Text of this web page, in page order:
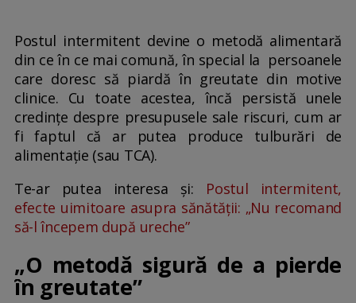
Postul intermitent devine o metodă alimentară
din ce în ce mai comună, în special la persoanele
care doresc să piardă în greutate din motive
clinice. Cu toate acestea, încă persistă unele
credințe despre presupusele sale riscuri, cum ar
fi faptul că ar putea produce tulburări de
alimentație (sau TCA).
Te-ar putea interesa și: Postul intermitent,
efecte uimitoare asupra sănătății: „Nu recomand
să-l începem după ureche”
„O metodă sigură de a pierde
în greutate”